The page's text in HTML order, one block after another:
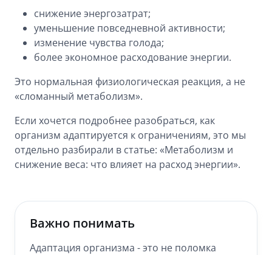
снижение энергозатрат;
уменьшение повседневной активности;
изменение чувства голода;
более экономное расходование энергии.
Это нормальная физиологическая реакция, а не
«сломанный метаболизм».
Если хочется подробнее разобраться, как
организм адаптируется к ограничениям, это мы
отдельно разбирали в статье: «Метаболизм и
снижение веса: что влияет на расход энергии».
Важно понимать
Адаптация организма - это не поломка